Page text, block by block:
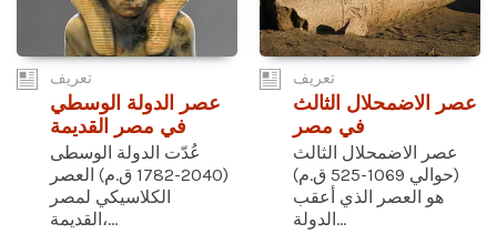
تعريف
عصر الدولة الوسطي
في مصر القديمة
عُدّت الدولة الوسطى
(2040-1782 ق.م) العصر
الكلاسيكي لمصر
القديمة،...
تعريف
عصر الاضمحلال الثالث
في مصر
عصر الاضمحلال الثالث
(حوالي 1069-525 ق.م)
هو العصر الذي أعقب
الدولة...